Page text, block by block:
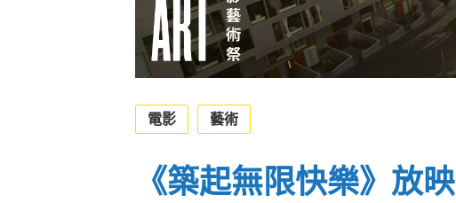
電影 藝術
《築起無限快樂》放映